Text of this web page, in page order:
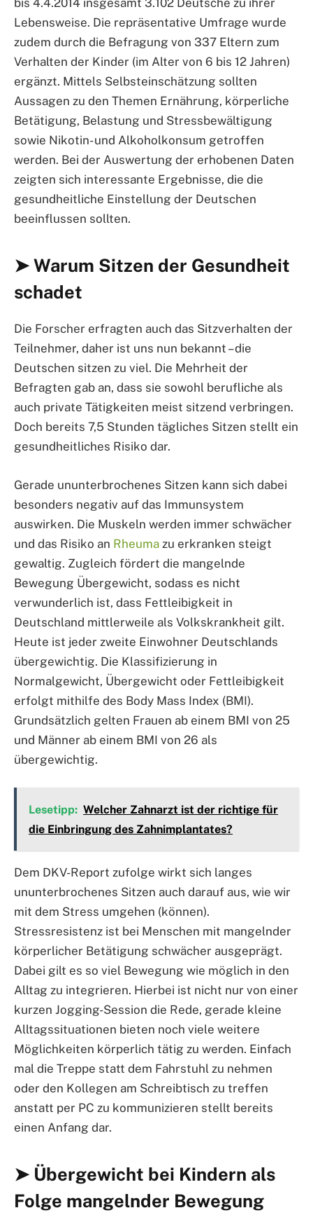
Lebensweise. Die repräsentative Umfrage wurde
zudem durch die Befragung von 337 Eltern zum
Verhalten der Kinder (im Alter von 6 bis 12 Jahren)
ergänzt. Mittels Selbsteinschätzung sollten
Aussagen zu den Themen Ernährung, körperliche
Betätigung, Belastung und Stressbewältigung
sowie Nikotin- und Alkoholkonsum getroffen
werden. Bei der Auswertung der erhobenen Daten
zeigten sich interessante Ergebnisse, die die
gesundheitliche Einstellung der Deutschen
beeinflussen sollten.
➤ Warum Sitzen der Gesundheit
schadet
Die Forscher erfragten auch das Sitzverhalten der
Teilnehmer, daher ist uns nun bekannt – die
Deutschen sitzen zu viel. Die Mehrheit der
Befragten gab an, dass sie sowohl berufliche als
auch private Tätigkeiten meist sitzend verbringen.
Doch bereits 7,5 Stunden tägliches Sitzen stellt ein
gesundheitliches Risiko dar.
Gerade ununterbrochenes Sitzen kann sich dabei
besonders negativ auf das Immunsystem
auswirken. Die Muskeln werden immer schwächer
und das Risiko an Rheuma zu erkranken steigt
gewaltig. Zugleich fördert die mangelnde
Bewegung Übergewicht, sodass es nicht
verwunderlich ist, dass Fettleibigkeit in
Deutschland mittlerweile als Volkskrankheit gilt.
Heute ist jeder zweite Einwohner Deutschlands
übergewichtig. Die Klassifizierung in
Normalgewicht, Übergewicht oder Fettleibigkeit
erfolgt mithilfe des Body Mass Index (BMI).
Grundsätzlich gelten Frauen ab einem BMI von 25
und Männer ab einem BMI von 26 als
übergewichtig.
Lesetipp: Welcher Zahnarzt ist der richtige für
die Einbringung des Zahnimplantates?
Dem DKV-Report zufolge wirkt sich langes
ununterbrochenes Sitzen auch darauf aus, wie wir
mit dem Stress umgehen (können).
Stressresistenz ist bei Menschen mit mangelnder
körperlicher Betätigung schwächer ausgeprägt.
Dabei gilt es so viel Bewegung wie möglich in den
Alltag zu integrieren. Hierbei ist nicht nur von einer
kurzen Jogging-Session die Rede, gerade kleine
Alltagssituationen bieten noch viele weitere
Möglichkeiten körperlich tätig zu werden. Einfach
mal die Treppe statt dem Fahrstuhl zu nehmen
oder den Kollegen am Schreibtisch zu treffen
anstatt per PC zu kommunizieren stellt bereits
einen Anfang dar.
➤ Übergewicht bei Kindern als
Folge mangelnder Bewegung